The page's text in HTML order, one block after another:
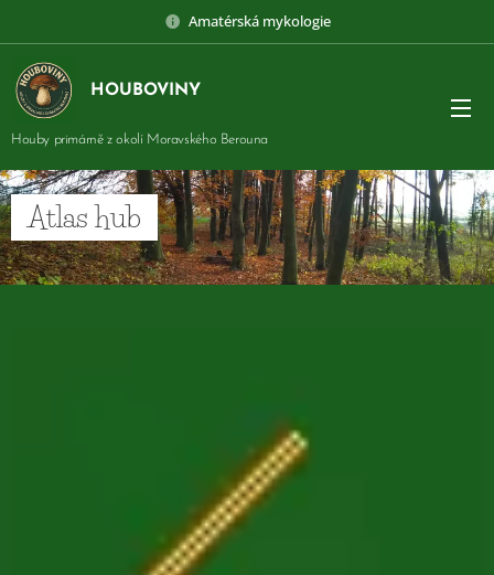
Amatérská mykologie
HOUBOVINY
Houby primárně z okolí Moravského Berouna
Atlas hub